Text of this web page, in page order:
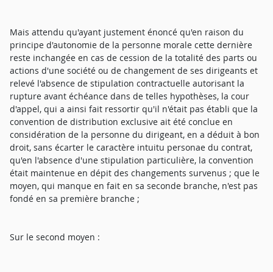
Mais attendu qu'ayant justement énoncé qu'en raison du
principe d'autonomie de la personne morale cette dernière
reste inchangée en cas de cession de la totalité des parts ou
actions d'une société ou de changement de ses dirigeants et
relevé l'absence de stipulation contractuelle autorisant la
rupture avant échéance dans de telles hypothèses, la cour
d'appel, qui a ainsi fait ressortir qu'il n'était pas établi que la
convention de distribution exclusive ait été conclue en
considération de la personne du dirigeant, en a déduit à bon
droit, sans écarter le caractère intuitu personae du contrat,
qu'en l'absence d'une stipulation particulière, la convention
était maintenue en dépit des changements survenus ; que le
moyen, qui manque en fait en sa seconde branche, n'est pas
fondé en sa première branche ;
Sur le second moyen :